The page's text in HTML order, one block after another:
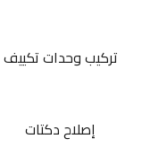
تركيب وحدات تكييف
إصلاح دكتات